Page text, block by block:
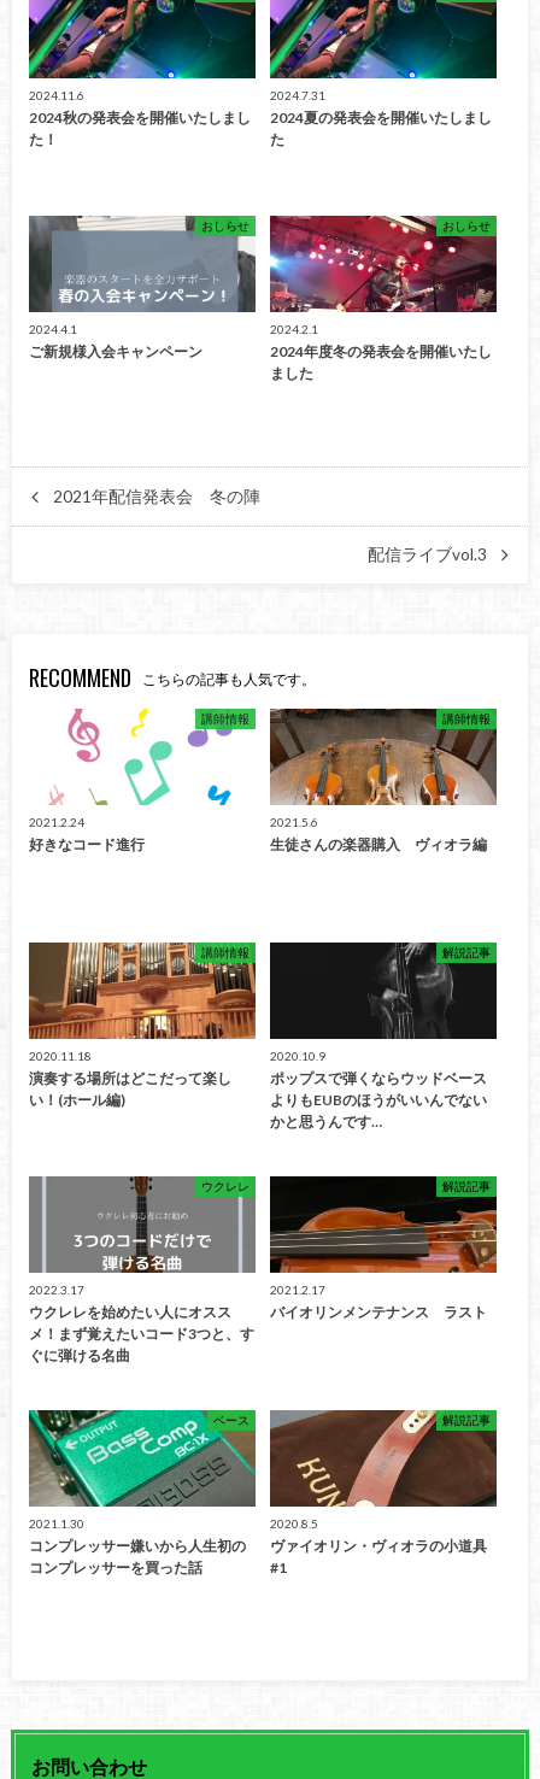
2024.11.6
2024秋の発表会を開催いたしまし
た！
2024.7.31
2024夏の発表会を開催いたしまし
た
おしらせ
2024.4.1
ご新規様入会キャンペーン
おしらせ
2024.2.1
2024年度冬の発表会を開催いたし
ました
2021年配信発表会 冬の陣
配信ライブvol.3
RECOMMEND こちらの記事も人気です。
講師情報
2021.2.24
好きなコード進行
講師情報
2021.5.6
生徒さんの楽器購入 ヴィオラ編
講師情報
2020.11.18
演奏する場所はどこだって楽し
い！(ホール編)
解説記事
2020.10.9
ポップスで弾くならウッドベース
よりもEUBのほうがいいんでない
かと思うんです…
ウクレレ
2022.3.17
ウクレレを始めたい人にオスス
メ！まず覚えたいコード3つと、す
ぐに弾ける名曲
解説記事
2021.2.17
バイオリンメンテナンス ラスト
ベース
2021.1.30
コンプレッサー嫌いから人生初の
コンプレッサーを買った話
解説記事
2020.8.5
ヴァイオリン・ヴィオラの小道具
#1
お問い合わせ